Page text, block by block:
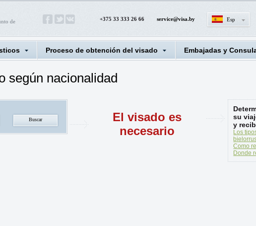
de
+375 33 333 26 66 service@visa.by Esp
Proceso de obtención del visado Embajadas y
según nacionalidad
El visado es
necesario
su
y
Los
Como
Donde